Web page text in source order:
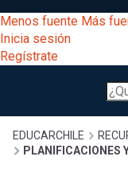
al
contenido
principal
Menos fuente Más
Inicia sesión
Regístrate
Buscar
Menú
Desarrollo
Expand
Gestión
EDUCARCHILE
PLANIFICACIONES